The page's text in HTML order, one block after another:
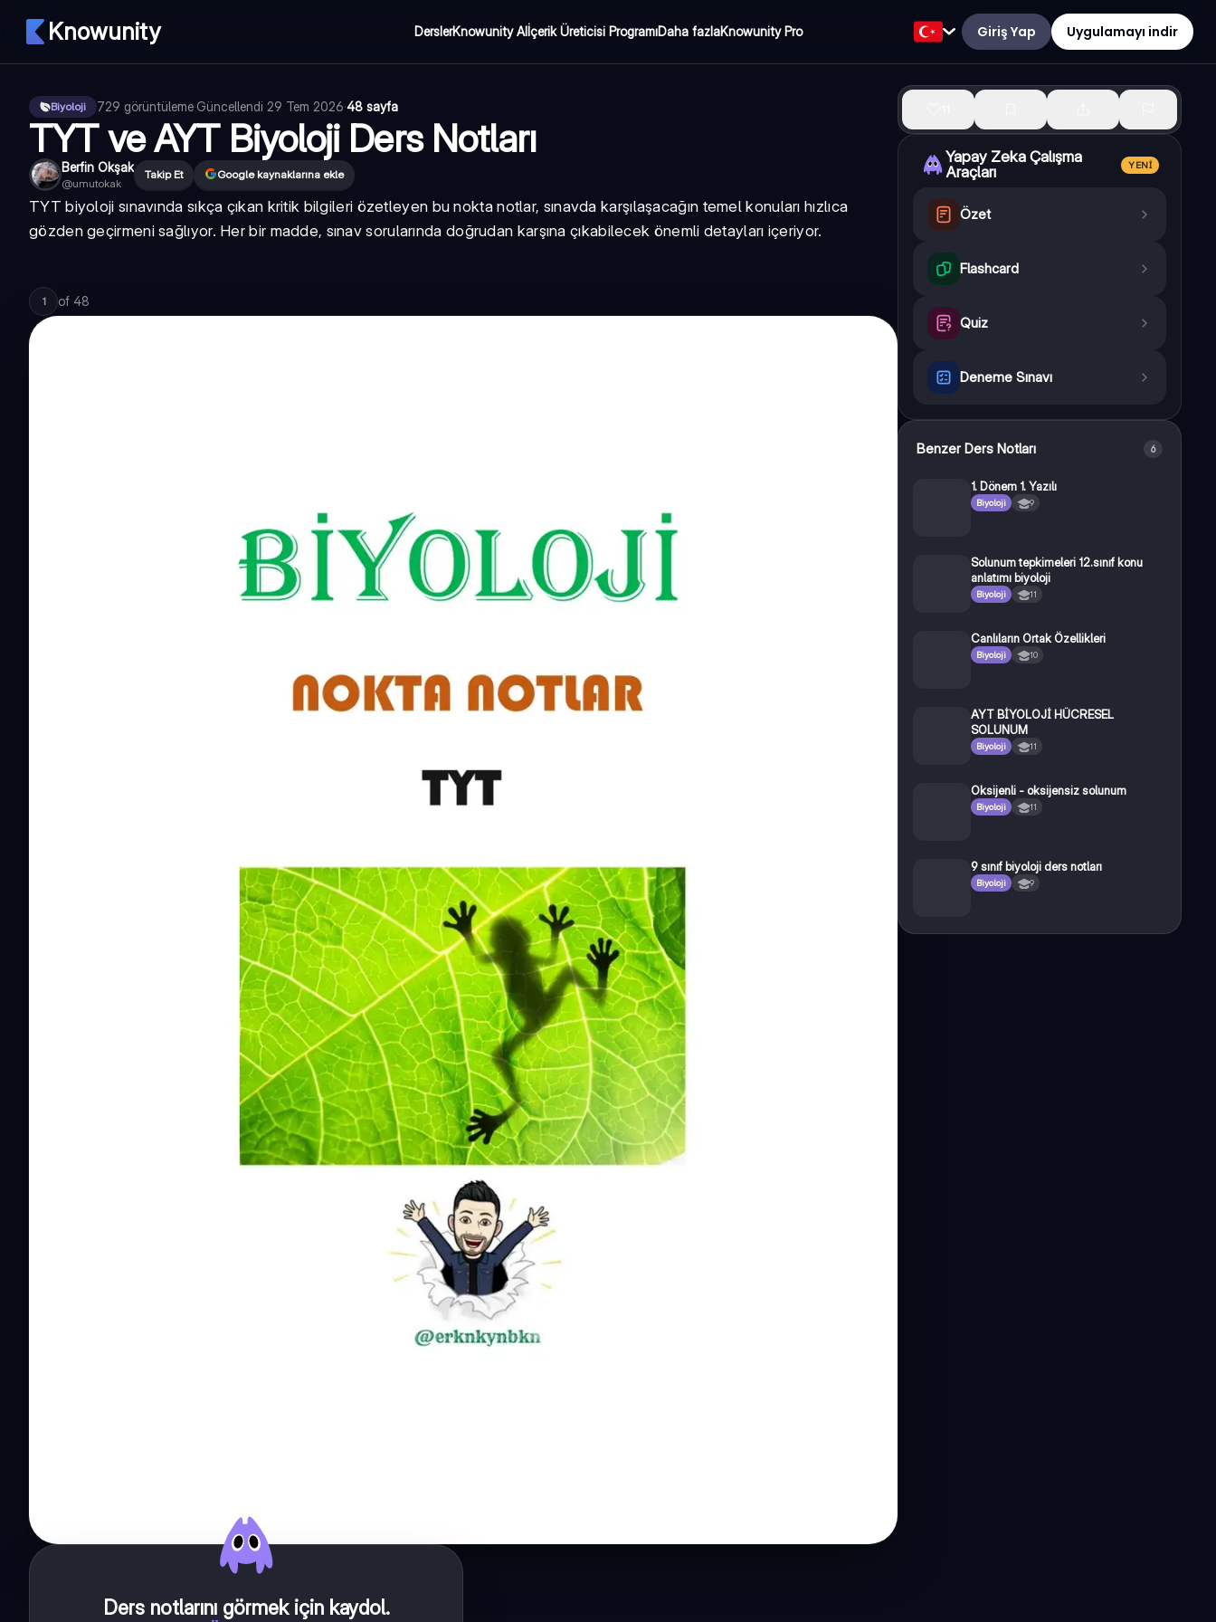
Knowunity DerslerKnowunity AIİçerik Üreticisi ProgramıDaha fazlaKnowunity Pro Giriş Yap Uygulamayı indir
Biyoloji 729 görüntüleme·Güncellendi 29 Tem 2026·48 sayfa
TYT ve AYT Biyoloji Ders Notları
Berfin Okşak
@umutokak
Takip Et Google kaynaklarına ekle
TYT biyoloji sınavında sıkça çıkan kritik bilgileri özetleyen bu nokta notlar, sınavda karşılaşacağın temel konuları hızlıca
gözden geçirmeni sağlıyor. Her bir madde, sınav sorularında doğrudan karşına çıkabilecek önemli detayları içeriyor.
1 of 48
Ders notlarını görmek için kaydol.
Yapay Zeka Çalışma
Araçları
YENI
Özet
Flashcard
Quiz
Deneme Sınavı
Benzer Ders Notları 6
1. Dönem 1. Yazılı
Biyoloji 9
Solunum tepkimeleri 12.sınıf konu
anlatımı biyoloji
Biyoloji 11
Canlıların Ortak Özellikleri
Biyoloji 10
AYT BİYOLOJİ HÜCRESEL
SOLUNUM
Biyoloji 11
Oksijenli - oksijensiz solunum
Biyoloji 11
9 sınıf biyoloji ders notları
Biyoloji 9